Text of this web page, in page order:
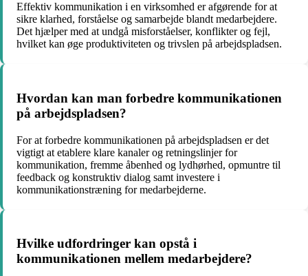
Effektiv kommunikation i en virksomhed er afgørende for at
sikre klarhed, forståelse og samarbejde blandt medarbejdere.
Det hjælper med at undgå misforståelser, konflikter og fejl,
hvilket kan øge produktiviteten og trivslen på arbejdspladsen.
Hvordan kan man forbedre kommunikationen
på arbejdspladsen?
For at forbedre kommunikationen på arbejdspladsen er det
vigtigt at etablere klare kanaler og retningslinjer for
kommunikation, fremme åbenhed og lydhørhed, opmuntre til
feedback og konstruktiv dialog samt investere i
kommunikationstræning for medarbejderne.
Hvilke udfordringer kan opstå i
kommunikationen mellem medarbejdere?